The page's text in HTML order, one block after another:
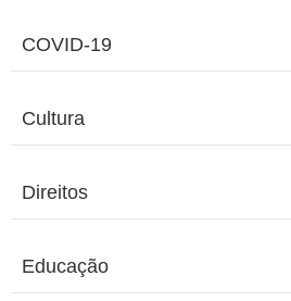
COVID-19
Cultura
Direitos
Educação